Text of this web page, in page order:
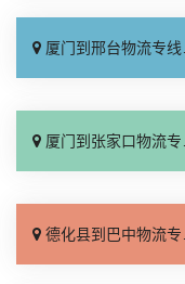
厦门到邢台物流专线_专业靠谱「上门提货」
厦门到张家口物流专线_全境派送「多久能到」
德化县到巴中物流专线_直通专线「价格透明」